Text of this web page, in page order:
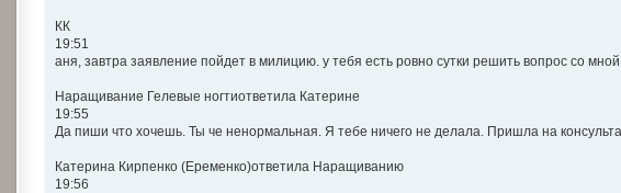
КК
19:51
аня, завтра заявление пойдет в милицию. у тебя есть ровно сутки решить вопрос со мной.
Наращивание Гелевые ногтиответила Катерине
19:55
Да пиши что хочешь. Ты че ненормальная. Я тебе ничего не делала. Пришла на
Катерина Кирпенко (Еременко)ответила Наращиванию
19:56